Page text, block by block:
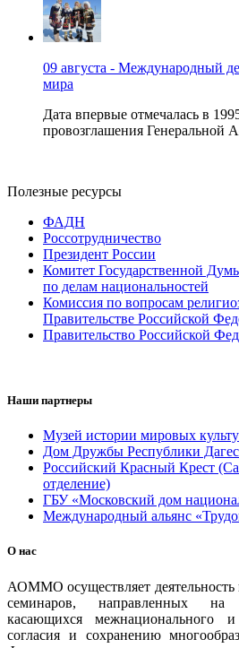
09 августа - Международный
мира
Дата впервые отмечалась в
провозглашения Генеральной
Полезные ресурсы
ФАДН
Россотрудничество
Президент России
Комитет Государственной
по делам национальностей
Комиссия по вопросам
Правительстве Российской
Правительство Российской
Наши партнеры
Музей истории мировых
Дом Дружбы Республики
Российский Красный Крест
отделение)
ГБУ «Московский дом
Международный альянс
О нас
АОММО осуществляет
семинаров, направленных на
касающихся межнационального и
согласия и сохранению